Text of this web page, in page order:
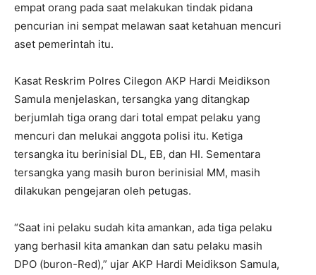
empat orang pada saat melakukan tindak pidana
pencurian ini sempat melawan saat ketahuan mencuri
aset pemerintah itu.
Kasat Reskrim Polres Cilegon AKP Hardi Meidikson
Samula menjelaskan, tersangka yang ditangkap
berjumlah tiga orang dari total empat pelaku yang
mencuri dan melukai anggota polisi itu. Ketiga
tersangka itu berinisial DL, EB, dan HI. Sementara
tersangka yang masih buron berinisial MM, masih
dilakukan pengejaran oleh petugas.
“Saat ini pelaku sudah kita amankan, ada tiga pelaku
yang berhasil kita amankan dan satu pelaku masih
DPO (buron-Red),” ujar AKP Hardi Meidikson Samula,